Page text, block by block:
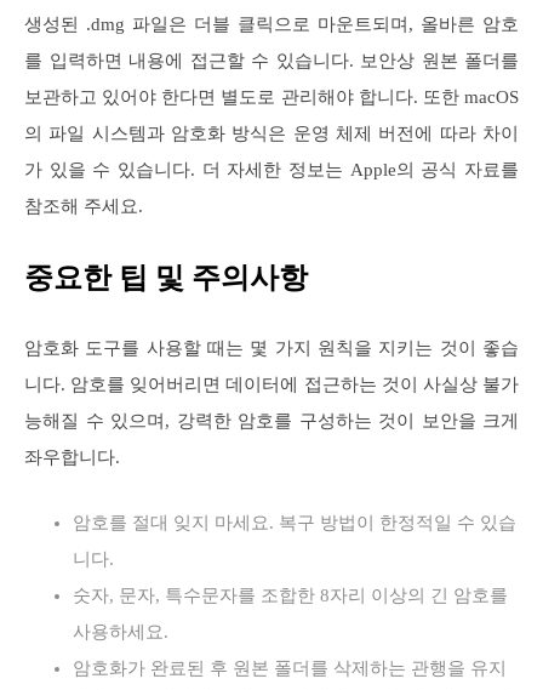
생성된 .dmg 파일은 더블 클릭으로 마운트되며, 올바른 암호
를 입력하면 내용에 접근할 수 있습니다. 보안상 원본 폴더를
보관하고 있어야 한다면 별도로 관리해야 합니다. 또한 macOS
의 파일 시스템과 암호화 방식은 운영 체제 버전에 따라 차이
가 있을 수 있습니다. 더 자세한 정보는 Apple의 공식 자료를
참조해 주세요.
중요한 팁 및 주의사항
암호화 도구를 사용할 때는 몇 가지 원칙을 지키는 것이 좋습
니다. 암호를 잊어버리면 데이터에 접근하는 것이 사실상 불가
능해질 수 있으며, 강력한 암호를 구성하는 것이 보안을 크게
좌우합니다.
암호를 절대 잊지 마세요. 복구 방법이 한정적일 수 있습
니다.
숫자, 문자, 특수문자를 조합한 8자리 이상의 긴 암호를
사용하세요.
암호화가 완료된 후 원본 폴더를 삭제하는 관행을 유지